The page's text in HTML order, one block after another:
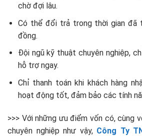
chờ đợi lâu.
Có thể đổi trả trong thời gian đã
đồng.
Đội ngũ kỹ thuật chuyên nghiệp,
hỗ trợ ngay.
Chỉ thanh toán khi khách hàng
hoạt động tốt, đảm bảo các tính
>>> Với những ưu điểm vốn có, cùng
chuyên nghiệp như vậy, Công Ty